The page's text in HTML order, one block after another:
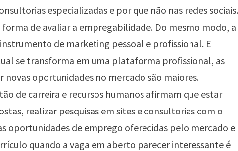
especializadas e por que não nas redes sociais.
de avaliar a empregabilidade. Do mesmo modo, a
de marketing pessoal e profissional. E
se transforma em uma plataforma profissional, as
novas oportunidades no mercado são maiores.
de carreira e recursos humanos afirmam que estar
realizar pesquisas em sites e consultorias com o
oportunidades de emprego oferecidas pelo mercado e
quando a vaga em aberto parecer interessante é